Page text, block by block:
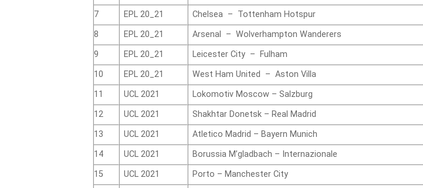
7
EPL 20_21 Chelsea – Tottenham Hotspur
8
EPL 20_21 Arsenal – Wolverhampton Wanderers
9
EPL 20_21 Leicester City – Fulham
10
EPL 20_21 West Ham United – Aston Villa
11
UCL 2021 Lokomotiv Moscow – Salzburg
12
UCL 2021 Shakhtar Donetsk – Real Madrid
13
UCL 2021 Atletico Madrid – Bayern Munich
14
UCL 2021 Borussia M’gladbach – Internazionale
15
UCL 2021 Porto – Manchester City